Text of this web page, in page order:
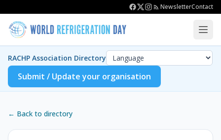
NewsletterContact
RACHP Association Directory
Submit / Update your organisation
← Back to directory